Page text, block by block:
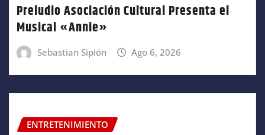
Preludio Asociación Cultural Presenta el
Musical «Annie»
Sebastian Sipión Ago 6, 2026
ENTRETENIMIENTO